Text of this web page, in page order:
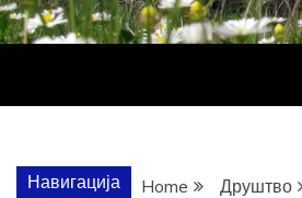
ДРУШТВО,
СПОРТ,
Навигација Home
Друштво